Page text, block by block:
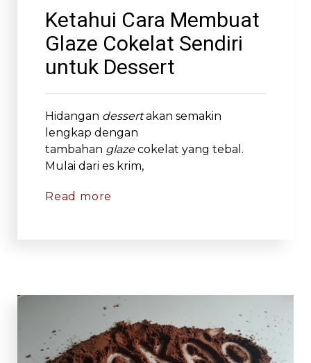
Ketahui Cara Membuat
Glaze Cokelat Sendiri
untuk Dessert
Hidangan dessertakan semakin
lengkap dengan
tambahan glazecokelat yang tebal.
Mulai dari es krim,
Read more